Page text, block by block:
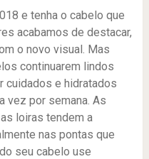
e tenha o cabelo que
acabamos de destacar,
o novo visual. Mas
continuarem lindos
cuidados e hidratados
vez por semana. As
loiras tendem a
nas pontas que
seu cabelo use